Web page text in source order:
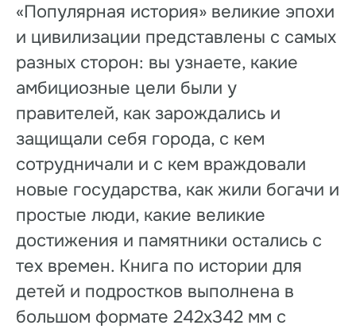
«Популярная история» великие эпохи
и цивилизации представлены с самых
разных сторон: вы узнаете, какие
амбициозные цели были у
правителей, как зарождались и
защищали себя города, с кем
сотрудничали и с кем враждовали
новые государства, как жили богачи и
простые люди, какие великие
достижения и памятники остались с
тех времен. Книга по истории для
детей и подростков выполнена в
большом формате 242х342 мм с